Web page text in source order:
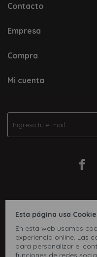
Esta página usa
En esta web usamos
experiencia online. Las
para personalizar el
funciones de redes

Contacto
Empresa
Compra
Mi cuenta